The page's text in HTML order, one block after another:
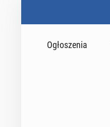
Ogłoszenia